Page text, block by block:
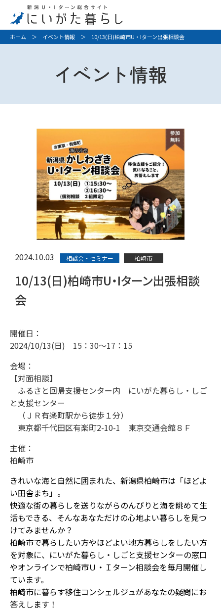
ホーム ＞ イベント情報 ＞ 10/13(日)柏崎市U・Iターン出張相談会
イベント情報
2024.10.03 相談会・セミナー 柏崎市
10/13(日)柏崎市U・Iターン出張相談
会
開催日：
2024/10/13(日) 15：30～17：15
会場：
【対面相談】
ふるさと回帰支援センター内 にいがた暮らし・しご
と支援センター
（ＪＲ有楽町駅から徒歩１分）
東京都千代田区有楽町2-10-1 東京交通会館８Ｆ
主催：
柏崎市
きれいな海と自然に囲まれた、新潟県柏崎市は「ほどよ
い田舎まち」。
快適な街の暮らしを送りながらのんびりと海を眺めて生
活もできる、 そんなあなただけの心地よい暮らしを見つ
けてみませんか？
柏崎市で暮らしたい方やほどよい地方暮らしをしたい方
を対象に、 にいがた暮らし・しごと支援センターの窓口
やオンラインで柏崎市Ｕ・Ｉターン相談会を毎月開催し
ています。
柏崎市に暮らす移住コンシェルジュがあなたの疑問にお
答えします！